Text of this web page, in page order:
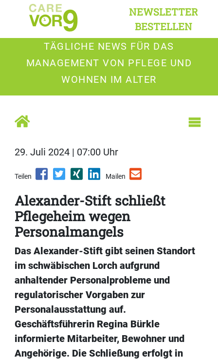
NEWSLETTER
BESTELLEN
TÄGLICHE NEWS FÜR DAS
MANAGEMENT VON PFLEGE UND
WOHNEN IM ALTER
29. Juli 2024 | 07:00 Uhr
Teilen Mailen
Alexander-Stift schließt
Pflegeheim wegen
Personalmangels
Das Alexander-Stift gibt seinen Standort
im schwäbischen Lorch aufgrund
anhaltender Personalprobleme und
regulatorischer Vorgaben zur
Personalausstattung auf.
Geschäftsführerin Regina Bürkle
informierte Mitarbeiter, Bewohner und
Angehörige. Die Schließung erfolgt in